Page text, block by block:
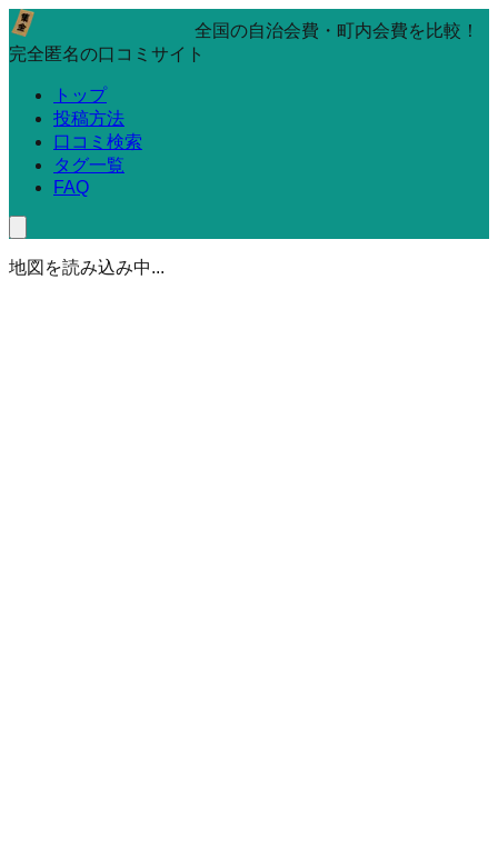
全国の自治会費・町内会費を比較！
完全匿名の口コミサイト
トップ
投稿方法
口コミ検索
タグ一覧
FAQ
地図を読み込み中...